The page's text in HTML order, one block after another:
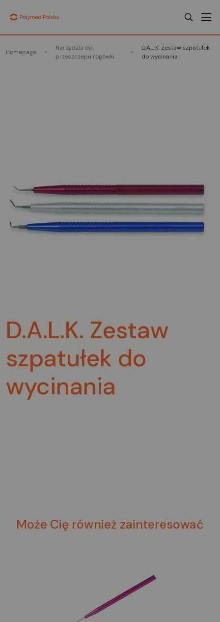
Homepage
Narzędzia do
przeszczepu rogówki
D.A.L.K. Zestaw szpatułek
do wycinania
D.A.L.K. Zestaw
szpatułek do
wycinania
Może Cię również zainteresować